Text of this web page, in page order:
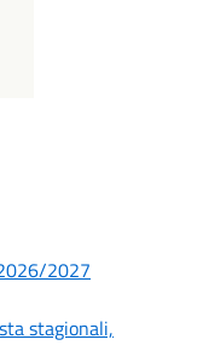
2027
stagionali,